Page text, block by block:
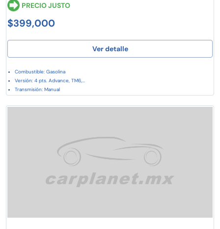
PRECIO JUSTO
$399,000
Ver detalle
Combustible: Gasolina
Versión: 4 pts. Advance, TM6,...
Transmisión: Manual